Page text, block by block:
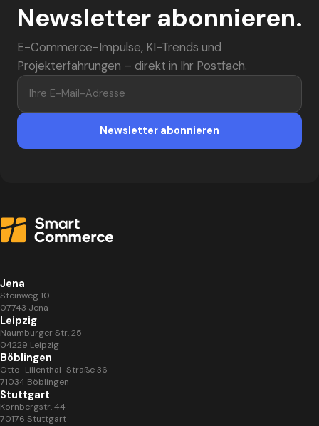
Newsletter abonnieren.
E-Commerce-Impulse, KI-Trends und
Projekterfahrungen – direkt in Ihr Postfach.
Ihre E-Mail-Adresse
Newsletter abonnieren
Jena
Steinweg 10
07743 Jena
Leipzig
Naumburger Str. 25
04229 Leipzig
Böblingen
Otto-Lilienthal-Straße 36
71034 Böblingen
Stuttgart
Kornbergstr. 44
70176 Stuttgart